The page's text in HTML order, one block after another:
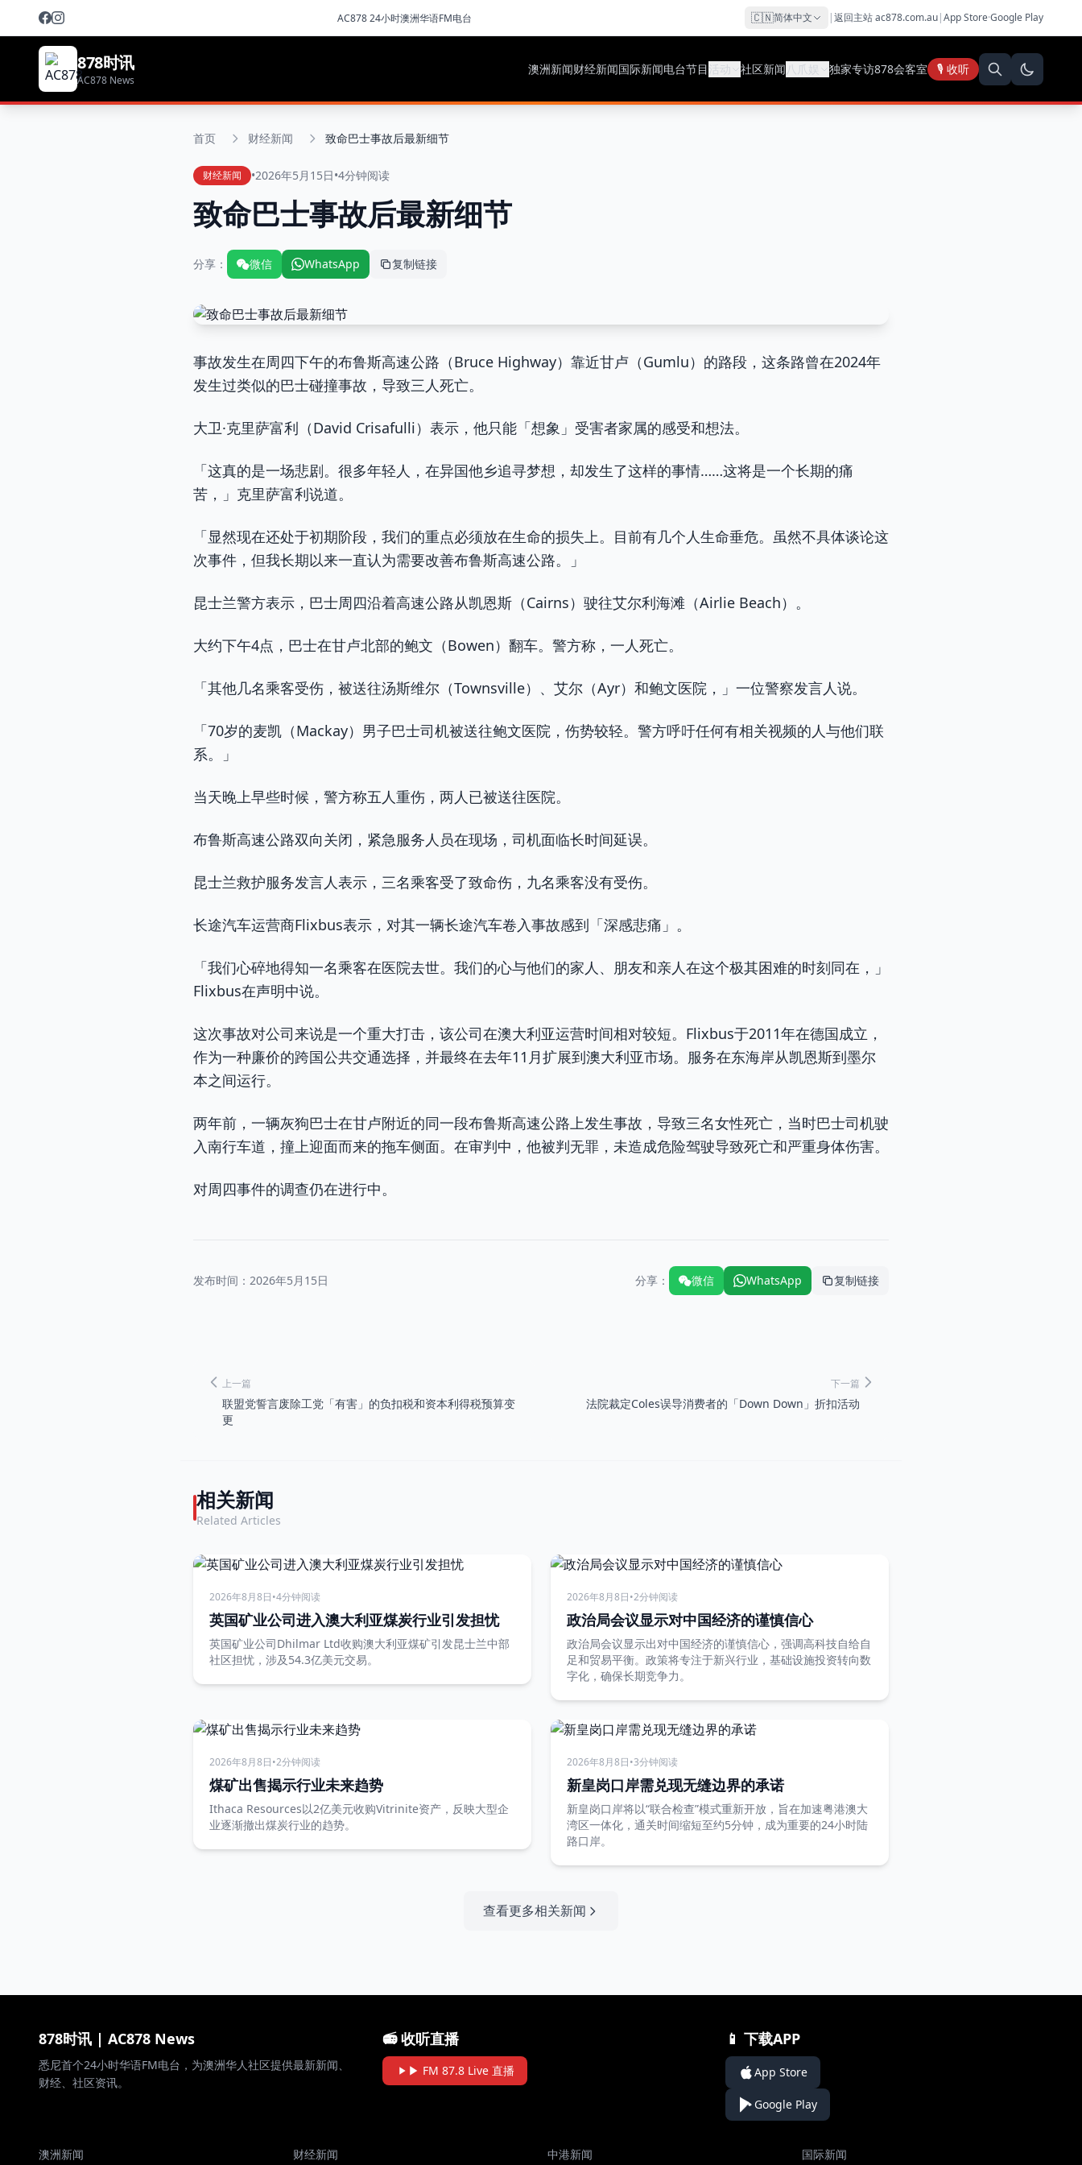
AC878 24小时澳洲华语FM电台 🇨🇳简体中文 |返回主站 ac878.com.au|App Store·Google Play
878时讯
AC878 News
澳洲新闻财经新闻国际新闻电台节目 活动 社区新闻 八爪娱 独家专访878会客室 🎙️ 收听
首页 财经新闻 致命巴士事故后最新细节
财经新闻 •2026年5月15日•4分钟阅读
致命巴士事故后最新细节
分享： 微信 WhatsApp 复制链接
事故发生在周四下午的布鲁斯高速公路（Bruce Highway）靠近甘卢（Gumlu）的路段，这条路曾在2024年
发生过类似的巴士碰撞事故，导致三人死亡。
大卫·克里萨富利（David Crisafulli）表示，他只能「想象」受害者家属的感受和想法。
「这真的是一场悲剧。很多年轻人，在异国他乡追寻梦想，却发生了这样的事情……这将是一个长期的痛
苦，」克里萨富利说道。
「显然现在还处于初期阶段，我们的重点必须放在生命的损失上。目前有几个人生命垂危。虽然不具体谈论这
次事件，但我长期以来一直认为需要改善布鲁斯高速公路。」
昆士兰警方表示，巴士周四沿着高速公路从凯恩斯（Cairns）驶往艾尔利海滩（Airlie Beach）。
大约下午4点，巴士在甘卢北部的鲍文（Bowen）翻车。警方称，一人死亡。
「其他几名乘客受伤，被送往汤斯维尔（Townsville）、艾尔（Ayr）和鲍文医院，」一位警察发言人说。
「70岁的麦凯（Mackay）男子巴士司机被送往鲍文医院，伤势较轻。警方呼吁任何有相关视频的人与他们联
系。」
当天晚上早些时候，警方称五人重伤，两人已被送往医院。
布鲁斯高速公路双向关闭，紧急服务人员在现场，司机面临长时间延误。
昆士兰救护服务发言人表示，三名乘客受了致命伤，九名乘客没有受伤。
长途汽车运营商Flixbus表示，对其一辆长途汽车卷入事故感到「深感悲痛」。
「我们心碎地得知一名乘客在医院去世。我们的心与他们的家人、朋友和亲人在这个极其困难的时刻同在，」
Flixbus在声明中说。
这次事故对公司来说是一个重大打击，该公司在澳大利亚运营时间相对较短。Flixbus于2011年在德国成立，
作为一种廉价的跨国公共交通选择，并最终在去年11月扩展到澳大利亚市场。服务在东海岸从凯恩斯到墨尔
本之间运行。
两年前，一辆灰狗巴士在甘卢附近的同一段布鲁斯高速公路上发生事故，导致三名女性死亡，当时巴士司机驶
入南行车道，撞上迎面而来的拖车侧面。在审判中，他被判无罪，未造成危险驾驶导致死亡和严重身体伤害。
对周四事件的调查仍在进行中。
发布时间： 2026年5月15日 分享： 微信 WhatsApp 复制链接
上一篇
联盟党誓言废除工党「有害」的负扣税和资本利得税预算变
更
下一篇
法院裁定Coles误导消费者的「Down Down」折扣活动
相关新闻
Related Articles
2026年8月8日•4分钟阅读
英国矿业公司进入澳大利亚煤炭行业引发担忧
英国矿业公司Dhilmar Ltd收购澳大利亚煤矿引发昆士兰中部
社区担忧，涉及54.3亿美元交易。
2026年8月8日•2分钟阅读
政治局会议显示对中国经济的谨慎信心
政治局会议显示出对中国经济的谨慎信心，强调高科技自给自
足和贸易平衡。政策将专注于新兴行业，基础设施投资转向数
字化，确保长期竞争力。
2026年8月8日•2分钟阅读
煤矿出售揭示行业未来趋势
Ithaca Resources以2亿美元收购Vitrinite资产，反映大型企
业逐渐撤出煤炭行业的趋势。
2026年8月8日•3分钟阅读
新皇岗口岸需兑现无缝边界的承诺
新皇岗口岸将以“联合检查”模式重新开放，旨在加速粤港澳大
湾区一体化，通关时间缩短至约5分钟，成为重要的24小时陆
路口岸。
查看更多相关新闻
878时讯 | AC878 News
悉尼首个24小时华语FM电台，为澳洲华人社区提供最新新闻、
财经、社区资讯。
📻 收听直播
▶ FM 87.8 Live 直播
📱 下载APP
App Store
Google Play
澳洲新闻 财经新闻 中港新闻 国际新闻